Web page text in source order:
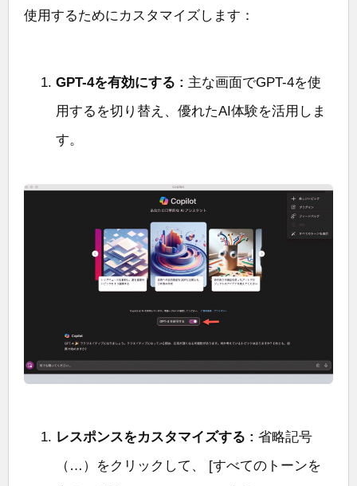
使用するためにカスタマイズします：
GPT-4を有効にする : 主な画面でGPT-4を使
用するを切り替え、優れたAI体験を活用しま
す。
レスポンスをカスタマイズする : 省略記号
（…）をクリックして、 [すべてのトーンを